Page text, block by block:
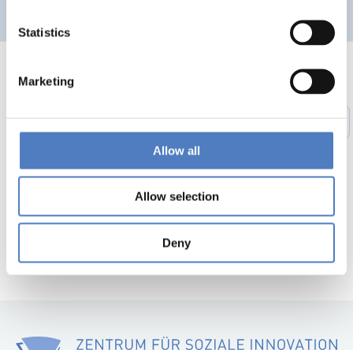
Statistics
Marketing
Allow all
Allow selection
Deny
… 56
page